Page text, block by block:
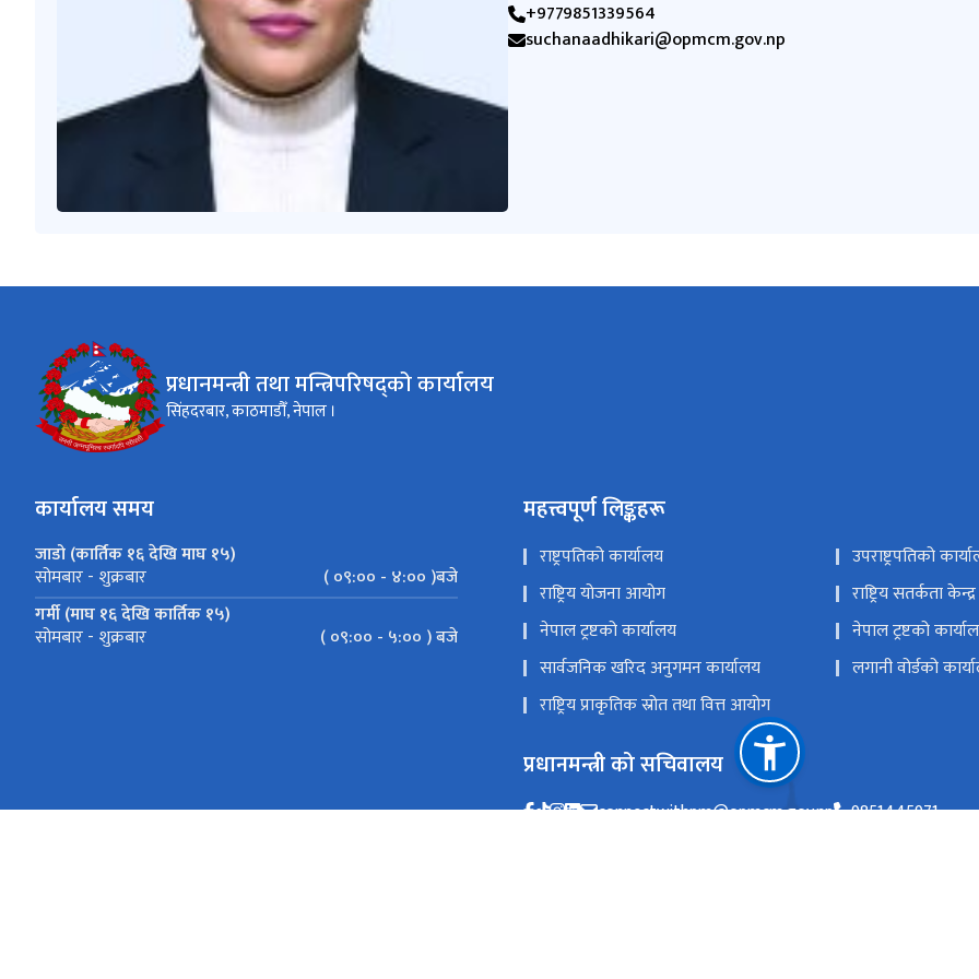
+9779851339564
suchanaadhikari@opmcm.gov.np
प्रधानमन्त्री तथा मन्त्रिपरिषद्को कार्यालय
सिंहदरबार, काठमाडौँ, नेपाल ।
कार्यालय समय
जाडो (कार्तिक १६ देखि माघ १५)
सोमबार - शुक्रबार
( ०९:०० - ४:०० )बजे
गर्मी (माघ १६ देखि कार्तिक १५)
सोमबार - शुक्रबार ( ०९:०० - ५:०० ) बजे
महत्त्वपूर्ण लिङ्कहरू
राष्ट्रपतिको कार्यालय
उपराष्ट्रपतिको
राष्ट्रिय योजना आयोग
राष्ट्रिय सतर्कता केन्द्र
नेपाल ट्रष्टको कार्यालय
नेपाल ट्रष्टको
सार्वजनिक खरिद अनुगमन कार्यालय
लगानी वोर्डको
राष्ट्रिय प्राकृतिक स्रोत तथा वित्त आयोग
प्रधानमन्त्री को सचिवालय
connectwithpm@opmcm.gov.np 9851445971